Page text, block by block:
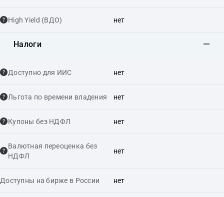
High Yield (ВДО) нет
Налоги
Доступно для ИИС нет
Льгота по времени владения нет
Купоны без НДФЛ нет
Валютная переоценка без
НДФЛ
нет
Доступны на бирже в России нет